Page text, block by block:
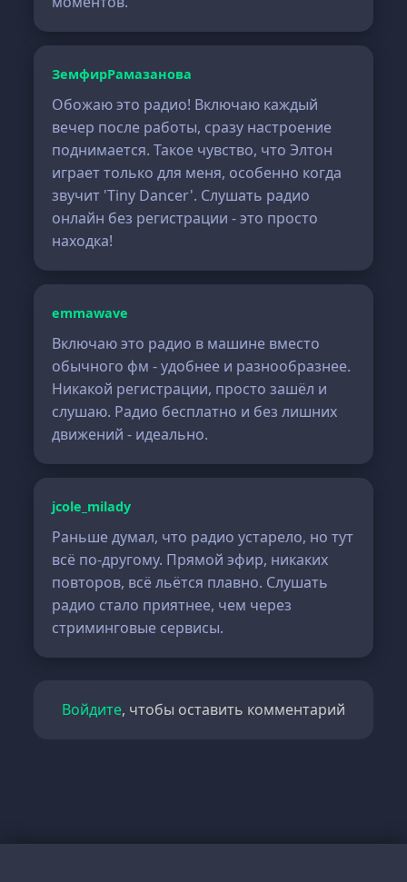
ЗемфирРамазанова
Обожаю это радио! Включаю каждый
вечер после работы, сразу настроение
поднимается. Такое чувство, что Элтон
играет только для меня, особенно когда
звучит 'Tiny Dancer'. Слушать радио
онлайн без регистрации - это просто
находка!
emmawave
Включаю это радио в машине вместо
обычного фм - удобнее и разнообразнее.
Никакой регистрации, просто зашёл и
слушаю. Радио бесплатно и без лишних
движений - идеально.
jcole_milady
Раньше думал, что радио устарело, но тут
всё по-другому. Прямой эфир, никаких
повторов, всё льётся плавно. Слушать
радио стало приятнее, чем через
стриминговые сервисы.
Войдите, чтобы оставить комментарий